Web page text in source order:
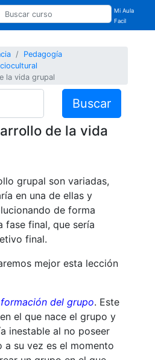
Mi Aula
Facil
Pedagogía
la vida grupal
Buscar
de la vida
grupal son variadas,
en una de ellas y
de forma
fase final, que sería
final.
mejor esta lección
del grupo. Este
el que nace el grupo y
inestable al no poseer
a su vez es el momento